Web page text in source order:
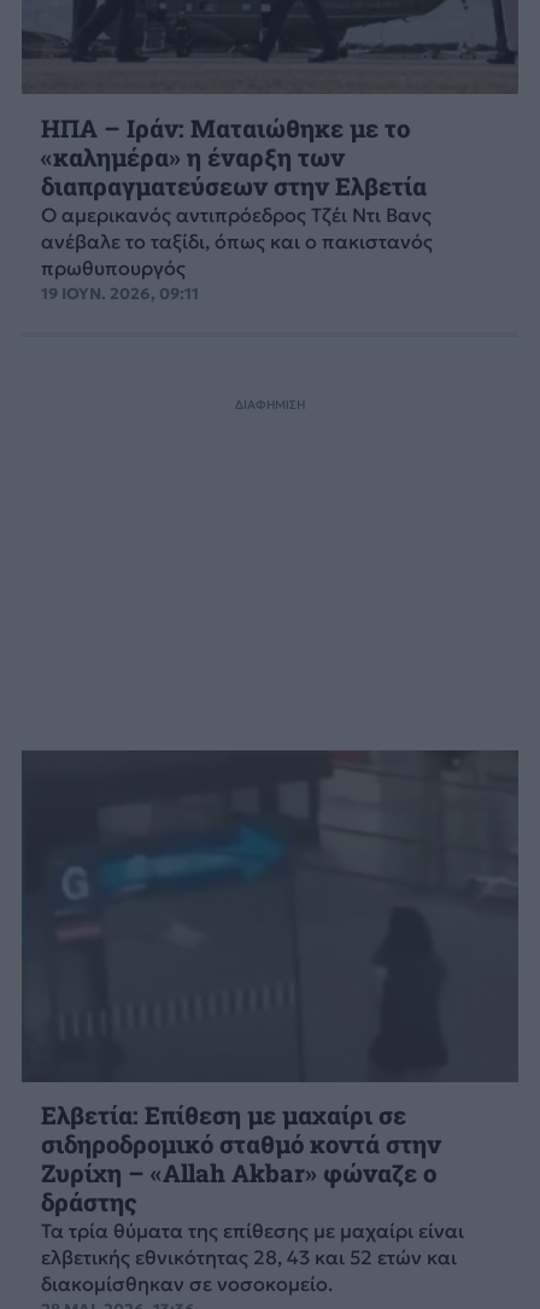
ΗΠΑ – Ιράν: Ματαιώθηκε με το
«καλημέρα» η έναρξη των
διαπραγματεύσεων στην Ελβετία
Ο αμερικανός αντιπρόεδρος Τζέι Ντι Βανς
ανέβαλε το ταξίδι, όπως και ο πακιστανός
πρωθυπουργός
19 ΙΟΥΝ. 2026, 09:11
Ελβετία: Επίθεση με μαχαίρι σε
σιδηροδρομικό σταθμό κοντά στην
Ζυρίχη – «Allah Akbar» φώναζε ο
δράστης
Τα τρία θύματα της επίθεσης με μαχαίρι είναι
ελβετικής εθνικότητας 28, 43 και 52 ετών και
διακομίσθηκαν σε νοσοκομείο.
ΔΙΑΦΗΜΙΣΗ